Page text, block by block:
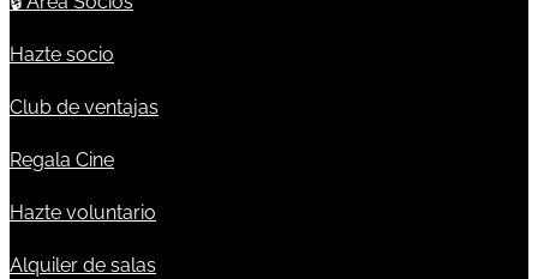
Hazte socio
Club de ventajas
Regala Cine
Hazte voluntario
Alquiler de salas